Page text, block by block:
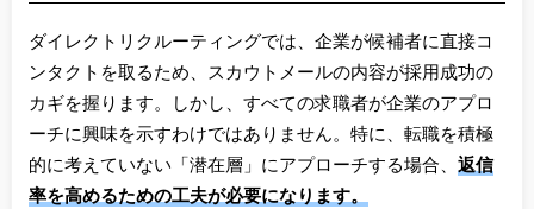
ダイレクトリクルーティングでは、企業が候補者に直接コ
ンタクトを取るため、スカウトメールの内容が採用成功の
カギを握ります。しかし、すべての求職者が企業のアプロ
ーチに興味を示すわけではありません。特に、転職を積極
的に考えていない「潜在層」にアプローチする場合、 返信
率を高めるための工夫が必要になります。